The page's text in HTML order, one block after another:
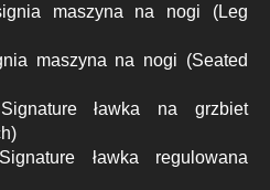
maszyna na nogi (Leg
maszyna na nogi (Seated
ławka na grzbiet
ławka regulowana